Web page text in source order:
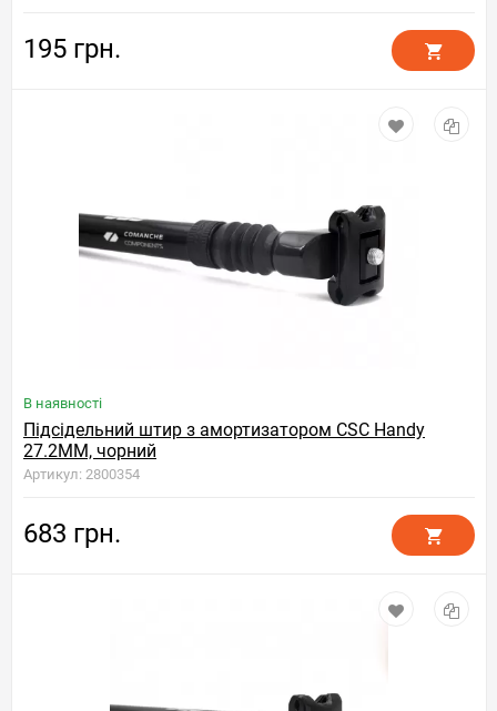
195 грн.
В наявності
Підсідельний штир з амортизатором CSC Handy
27.2MM, чорний
Артикул: 2800354
683 грн.